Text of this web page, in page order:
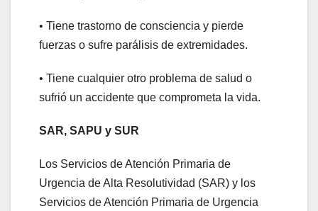
• Tiene trastorno de consciencia y pierde
fuerzas o sufre parálisis de extremidades.
• Tiene cualquier otro problema de salud o
sufrió un accidente que comprometa la vida.
SAR, SAPU y SUR
Los Servicios de Atención Primaria de
Urgencia de Alta Resolutividad (SAR) y los
Servicios de Atención Primaria de Urgencia